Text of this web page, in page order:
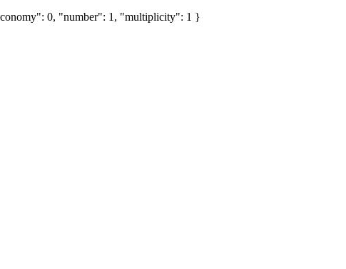
0, "number": 1, "multiplicity": 1 }